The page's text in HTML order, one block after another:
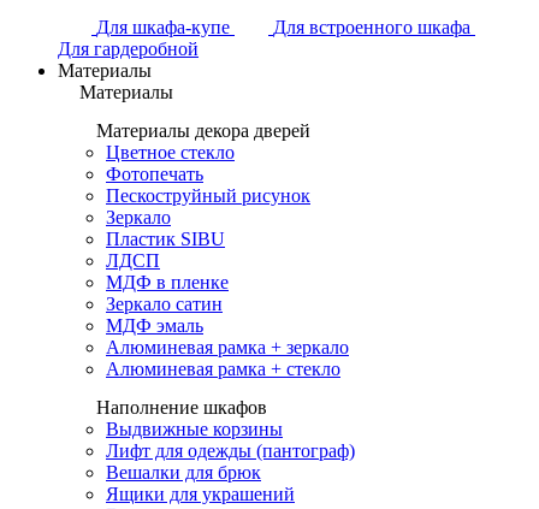
Для шкафа-купе
Для встроенного шкафа
Для гардеробной
Материалы
Материалы
Материалы декора дверей
Цветное стекло
Фотопечать
Пескоструйный рисунок
Зеркало
Пластик SIBU
ЛДСП
МДФ в пленке
Зеркало сатин
МДФ эмаль
Алюминевая рамка + зеркало
Алюминевая рамка + стекло
Наполнение шкафов
Выдвижные корзины
Лифт для одежды (пантограф)
Вешалки для брюк
Ящики для украшений